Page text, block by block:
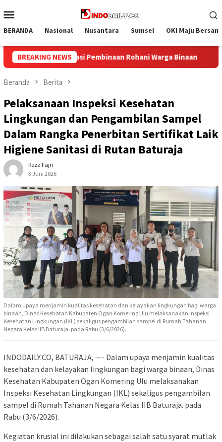
ke
Mobile
BERANDA Nasional Nusantara Sumsel OKI Maju
BREAKING NEWSBangun Kesamaan Persepsi, Lapas Narkotika
Beranda Berita
Pelaksanaan Inspeksi Kesehatan
Lingkungan dan Pengambilan Sampel
Dalam Rangka Penerbitan Sertifikat Laik
Higiene Sanitasi di Rutan Baturaja
Reza Fajri
3 Juni 2026
Dalam upaya menjamin kualitas kesehatan dan kelayakan lingkungan bagi warga
binaan, Dinas Kesehatan Kabupaten Ogan Komering Ulu melaksanakan Inspeksi
Kesehatan Lingkungan (IKL) sekaligus pengambilan sampel di Rumah Tahanan
Negara Kelas IIB Baturaja. pada Rabu (3/6/2026).
INDODAILY.CO, BATURAJA, —- Dalam upaya menjamin kualitas
kesehatan dan kelayakan lingkungan bagi warga binaan, Dinas
Kesehatan Kabupaten Ogan Komering Ulu melaksanakan
Inspeksi Kesehatan Lingkungan (IKL) sekaligus pengambilan
sampel di Rumah Tahanan Negara Kelas IIB Baturaja. pada
Rabu (3/6/2026).
Kegiatan krusial ini dilakukan sebagai salah satu syarat mutlak